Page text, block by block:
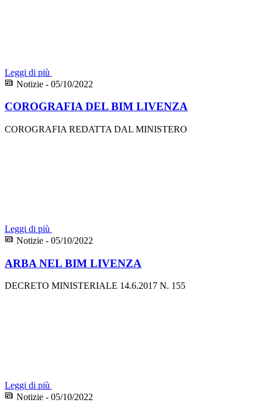
Leggi di più
Notizie - 05/10/2022
COROGRAFIA DEL BIM LIVENZA
COROGRAFIA REDATTA DAL MINISTERO
Leggi di più
Notizie - 05/10/2022
ARBA NEL BIM LIVENZA
DECRETO MINISTERIALE 14.6.2017 N. 155
Leggi di più
Notizie - 05/10/2022